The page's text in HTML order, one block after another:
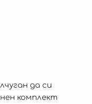
да си
комплект